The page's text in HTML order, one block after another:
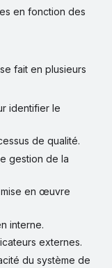
en fonction des
fait en plusieurs
identifier le
de qualité.
gestion de la
en œuvre
interne.
externes.
du système de